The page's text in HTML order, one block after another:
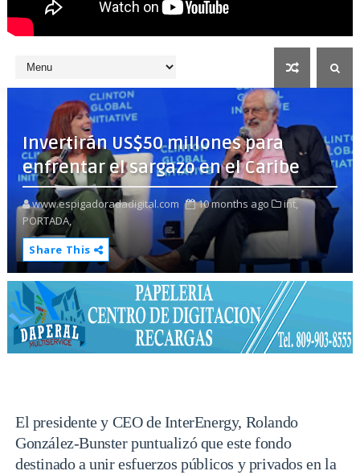
Invertirán US$50 millones para
enfrentar el sargazo en el Caribe
www.espigadoradadigital.com 10 months ago
int,
PORTADA,
Share This
El presidente y CEO de InterEnergy, Rolando
González-Bunster puntualizó que este fondo
destinado a unir esfuerzos públicos y privados en la